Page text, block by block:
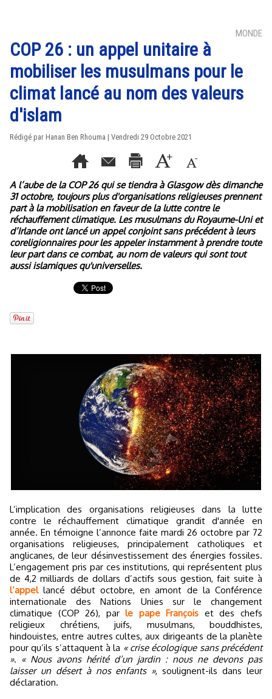
MONDE
COP 26 : un appel unitaire à
mobiliser les musulmans pour le
climat lancé au nom des valeurs
d'islam
Rédigé par Hanan Ben Rhouma | Vendredi 29 Octobre 2021
A l’aube de la COP 26 qui se tiendra à Glasgow dès dimanche
31 octobre, toujours plus d'organisations religieuses prennent
part à la mobilisation en faveur de la lutte contre le
réchauffement climatique. Les musulmans du Royaume-Uni et
d’Irlande ont lancé un appel conjoint sans précédent à leurs
coreligionnaires pour les appeler instamment à prendre toute
leur part dans ce combat, au nom de valeurs qui sont tout
aussi islamiques qu'universelles.
L’implication des organisations religieuses dans la lutte
contre le réchauffement climatique grandit d'année en
année. En témoigne l’annonce faite mardi 26 octobre par 72
organisations religieuses, principalement catholiques et
anglicanes, de leur désinvestissement des énergies fossiles.
L’engagement pris par ces institutions, qui représentent plus
de 4,2 milliards de dollars d’actifs sous gestion, fait suite à
l’appellancé début octobre, en amont de la Conférence
internationale des Nations Unies sur le changement
climatique (COP 26), parle pape François et des chefs
religieux chrétiens, juifs, musulmans, bouddhistes,
hindouistes, entre autres cultes, aux dirigeants de la planète
pour qu’ils s’attaquent à la « crise écologique sans précédent
». « Nous avons hérité d’un jardin : nous ne devons pas
laisser un désert à nos enfants », soulignent-ils dans leur
déclaration.